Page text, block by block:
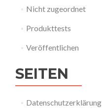
Nicht zugeordnet
Produkttests
Veröffentlichen
SEITEN
Datenschutzerklärung